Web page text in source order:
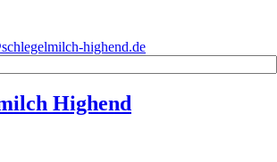
highend.de
Highend